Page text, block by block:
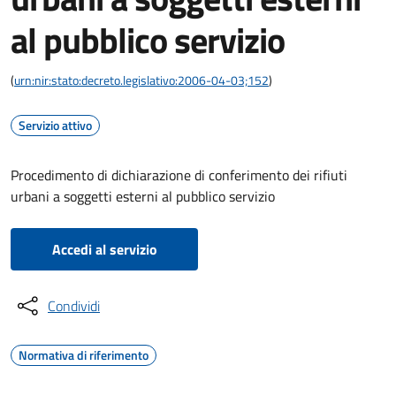
al pubblico servizio
(urn:nir:stato:decreto.legislativo:2006-04-03;152)
Servizio attivo
Procedimento di dichiarazione di conferimento dei rifiuti
urbani a soggetti esterni al pubblico servizio
Accedi al servizio
Condividi
Normativa di riferimento